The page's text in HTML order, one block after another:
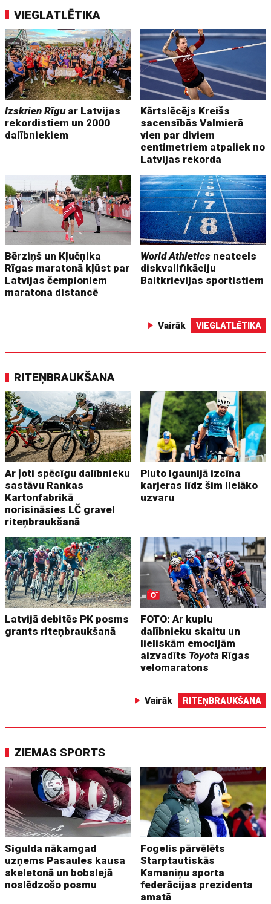
VIEGLATLĒTIKA
Izskrien Rīguar Latvijas
rekordistiem un 2000
dalībniekiem
Kārtslēcējs Kreišs
sacensībās Valmierā
vien par diviem
centimetriem atpaliek no
Latvijas rekorda
Bērziņš un Kļučņika
Rīgas maratonā kļūst par
Latvijas čempioniem
maratona distancē
World Athletics neatcels
diskvalifikāciju
Baltkrievijas sportistiem
Vairāk VIEGLATLĒTIKA
RITEŅBRAUKŠANA
Ar ļoti spēcīgu dalībnieku
sastāvu Rankas
Kartonfabrikā
norisināsies LČ gravel
riteņbraukšanā
Pluto Igaunijā izcīna
karjeras līdz šim lielāko
uzvaru
Latvijā debitēs PK posms
grants riteņbraukšanā
FOTO: Ar kuplu
dalībnieku skaitu un
lieliskām emocijām
aizvadīts Toyota Rīgas
velomaratons
Vairāk RITEŅBRAUKŠANA
ZIEMAS SPORTS
Sigulda nākamgad
uzņems Pasaules kausa
skeletonā un bobslejā
noslēdzošo posmu
Fogelis pārvēlēts
Starptautiskās
Kamaniņu sporta
federācijas prezidenta
amatā